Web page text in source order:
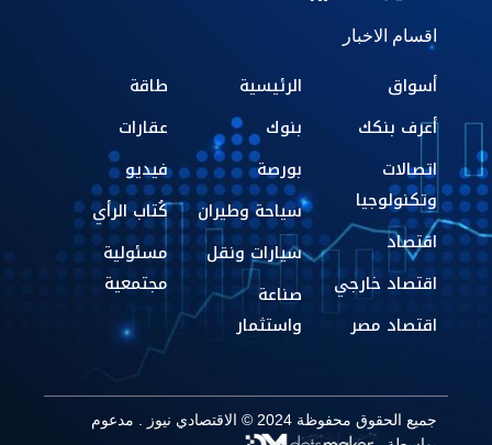
اقسام الاخبار
أسواق
أعرف بنكك
اتصالات
وتكنولوجيا
اقتصاد
اقتصاد خارجي
اقتصاد مصر
الرئيسية
بنوك
بورصة
سياحة وطيران
سيارات ونقل
صناعة
واستثمار
طاقة
عقارات
فيديو
كُتاب الرأي
مسئولية
مجتمعية
جميع الحقوق محفوظة 2024 © الاقتصادي نيوز . مدعوم